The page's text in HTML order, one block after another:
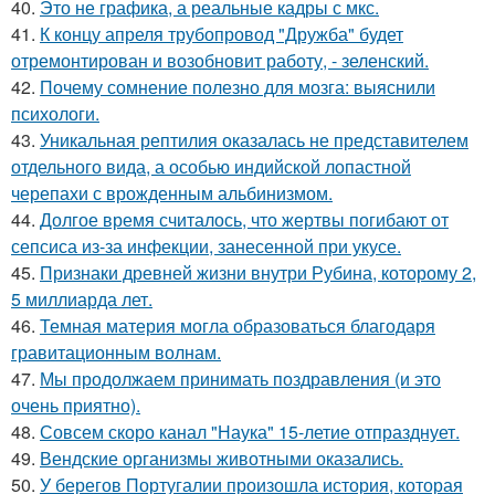
40. Это не графика, а реальные кадры с мкс.
41. К концу апреля трубопровод "Дружба" будет
отремонтирован и возобновит работу, - зеленский.
42. Почему сомнение полезно для мозга: выяснили
психологи.
43. Уникальная рептилия оказалась не представителем
отдельного вида, а особью индийской лопастной
черепахи с врожденным альбинизмом.
44. Долгое время считалось, что жертвы погибают от
сепсиса из-за инфекции, занесенной при укусе.
45. Признаки древней жизни внутри Рубина, которому 2,
5 миллиарда лет.
46. Темная материя могла образоваться благодаря
гравитационным волнам.
47. Мы продолжаем принимать поздравления (и это
очень приятно).
48. Совсем скоро канал "Наука" 15-летие отпразднует.
49. Вендские организмы животными оказались.
50. У берегов Португалии произошла история, которая